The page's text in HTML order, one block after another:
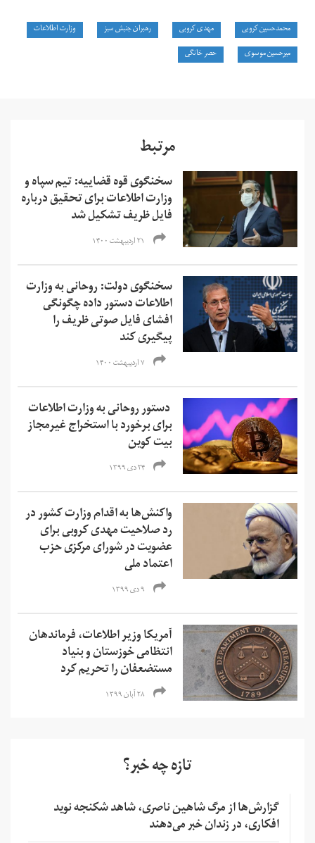
محمدحسین کروبی مهدی کروبی رهبران جنبش سبز
وزارت اطلاعات
میرحسین موسوی
حصر خانگی
مرتبط
سخنگوی قوه قضاییه: تیم سپاه و
وزارت اطلاعات برای تحقیق درباره
فایل ظریف تشکیل شد
۲۱ اردیبهشت ۱۴۰۰
سخنگوی دولت: روحانی به وزارت
اطلاعات دستور داده چگونگی
افشای فایل صوتی ظریف را
پیگیری کند
۷ اردیبهشت ۱۴۰۰
دستور روحانی به وزارت اطلاعات
برای برخورد با استخراج غیرمجاز
بیت کوین
۲۴ دی ۱۳۹۹
واکنش‌ها به اقدام وزارت کشور در
رد صلاحیت مهدی کروبی برای
عضویت در شورای مرکزی حزب
اعتماد ملی
۹ دی ۱۳۹۹
آمریکا وزیر اطلاعات، فرماندهان
انتظامی خوزستان و بنیاد
مستضعفان را تحریم کرد
۲۸ آبان ۱۳۹۹
تازه چه خبر؟
گزارش‌ها از مرگ شاهین ناصری، شاهد شکنجه نوید
افکاری، در زندان خبر می‌دهند